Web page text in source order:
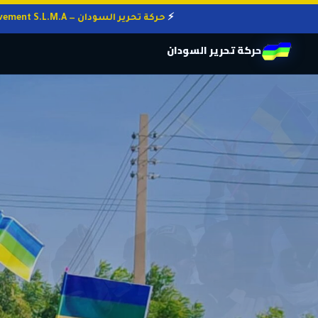
حركة تحرير السودان — Sudan Liberation Movement S.L.M.A
حركة تحرير السودان